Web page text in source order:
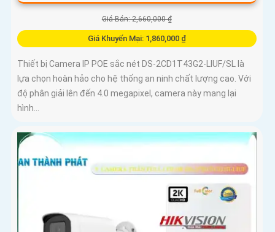
Giá Bán: 2,660,000 ₫
Giá Khuyến Mại: 1,860,000 ₫
Thiết bị Camera IP POE sắc nét DS-2CD1T43G2-LIUF/SL là
lựa chọn hoàn hảo cho hệ thống an ninh chất lượng cao. Với
độ phân giải lên đến 4.0 megapixel, camera này mang lại
hình...